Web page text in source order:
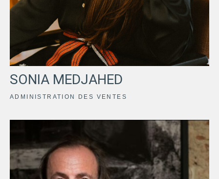
SONIA MEDJAHED
ADMINISTRATION DES VENTES